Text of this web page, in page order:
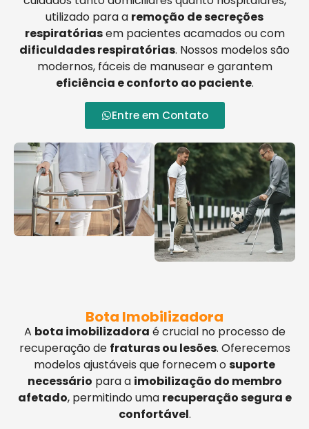
utilizado para a remoção de secreções
respiratóriasem pacientes acamados ou com
dificuldades respiratórias. Nossos modelos são
modernos, fáceis de manusear e garantem
eficiência e conforto ao paciente.
Entre em Contato
Bota Imobilizadora
A bota imobilizadora é crucial no processo de
recuperação de fraturas ou lesões. Oferecemos
modelos ajustáveis que fornecem osuporte
necessário para a imobilização do membro
afetado, permitindo uma recuperação segura e
confortável.